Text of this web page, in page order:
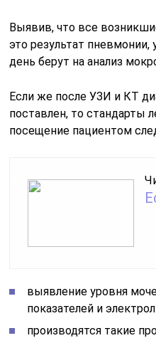
Выявив, что все
это результат
день берут на анализ
Если же после УЗИ и КТ
поставлен, то стандарты
посещение пациентом
выявление уровня
показателей и
производятся такие